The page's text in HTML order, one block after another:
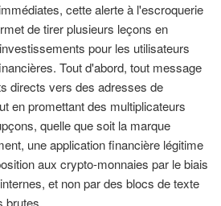
cette alerte à l'escroquerie
de tirer plusieurs leçons en
pour les utilisateurs
Tout d'abord, tout message
directs vers des adresses de
en promettant des multiplicateurs
quelle que soit la marque
une application financière légitime
aux crypto-monnaies par le biais
et non par des blocs de texte
brutes.